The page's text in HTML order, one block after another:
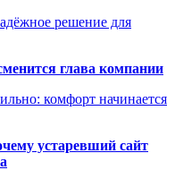
решение для
глава компании
комфорт начинается
устаревший сайт